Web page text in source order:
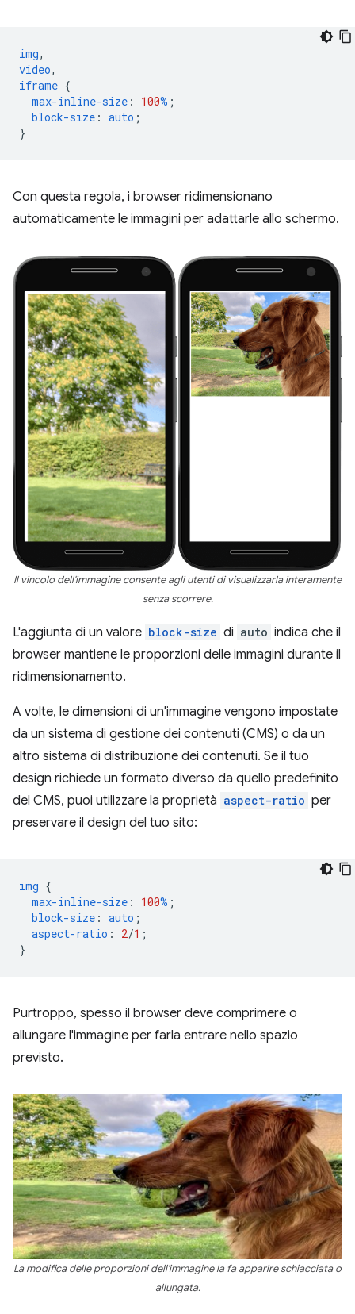
img,
video,
iframe {
max-inline-size : 100% ;
block-size : auto ;
}
Con questa regola, i browser ridimensionano
automaticamente le immagini per adattarle allo schermo.
Il vincolo dell'immagine consente agli utenti di visualizzarla interamente
senza scorrere.
L'aggiunta di un valore block-size di auto indica che il
browser mantiene le proporzioni delle immagini durante il
ridimensionamento.
A volte, le dimensioni di un'immagine vengono impostate
da un sistema di gestione dei contenuti (CMS) o da un
altro sistema di distribuzione dei contenuti. Se il tuo
design richiede un formato diverso da quello predefinito
del CMS, puoi utilizzare la proprietà aspect-ratio per
preservare il design del tuo sito:
img {
max-inline-size : 100% ;
block-size : auto ;
aspect-ratio : 2/1 ;
}
Purtroppo, spesso il browser deve comprimere o
allungare l'immagine per farla entrare nello spazio
previsto.
La modifica delle proporzioni dell'immagine la fa apparire schiacciata o
allungata.